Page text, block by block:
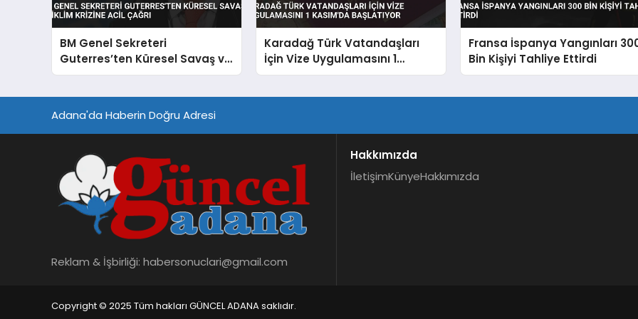
BM Genel Sekreteri
Guterres’ten Küresel Savaş ve
İklim Krizine Acil Çağrı
Karadağ Türk Vatandaşları
İçin Vize Uygulamasını 1
Kasım’da Başlatıyor
Fransa İspanya Yangınları
Bin Kişiyi Tahliye Ettirdi
Adana'da Haberin Doğru Adresi
Reklam & İşbirliği: habersonuclari@gmail.com
Hakkımızda
İletişimKünyeHakkımızda
Copyright © 2025 Tüm hakları GÜNCEL ADANA saklıdır.